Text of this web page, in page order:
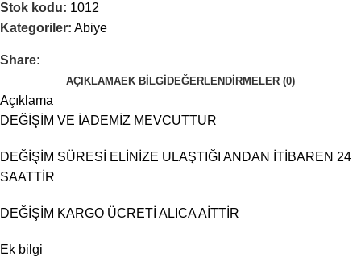
Stok kodu: 1012
Kategoriler: Abiye
Share:
AÇIKLAMAEK BILGI DEĞERLENDIRMELER (0)
Açıklama
DEĞİŞİM VE İADEMİZ MEVCUTTUR
DEĞİŞİM SÜRESİ ELİNİZE ULAŞTIĞI ANDAN İTİBAREN 24
SAATTİR
DEĞİŞİM KARGO ÜCRETİ ALICA AİTTİR
Ek bilgi